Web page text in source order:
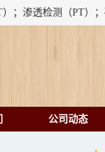
公司动态